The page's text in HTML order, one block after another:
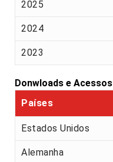
2025
2024
2023
Donwloads e
Países
Estados Unidos
Alemanha